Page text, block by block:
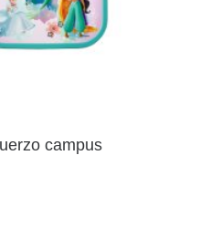
campus